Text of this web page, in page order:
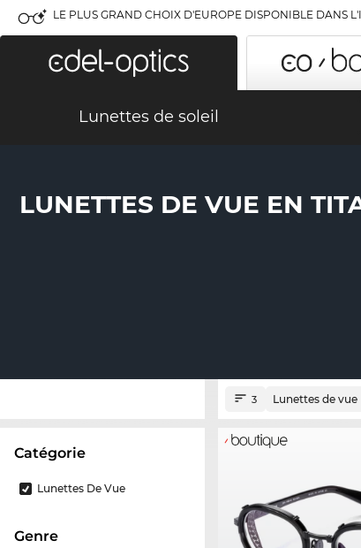
LE PLUS GRAND CHOIX D'EUROPE DISPONIBLE DANS
Lunettes de soleil
LUNETTES DE VUE EN
Catégorie
Lunettes De Vue
Genre
3 Lunettes de vue